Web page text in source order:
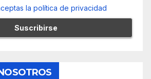
la política de privacidad